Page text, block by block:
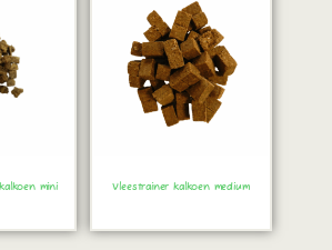
mini
Vleestrainer kalkoen medium